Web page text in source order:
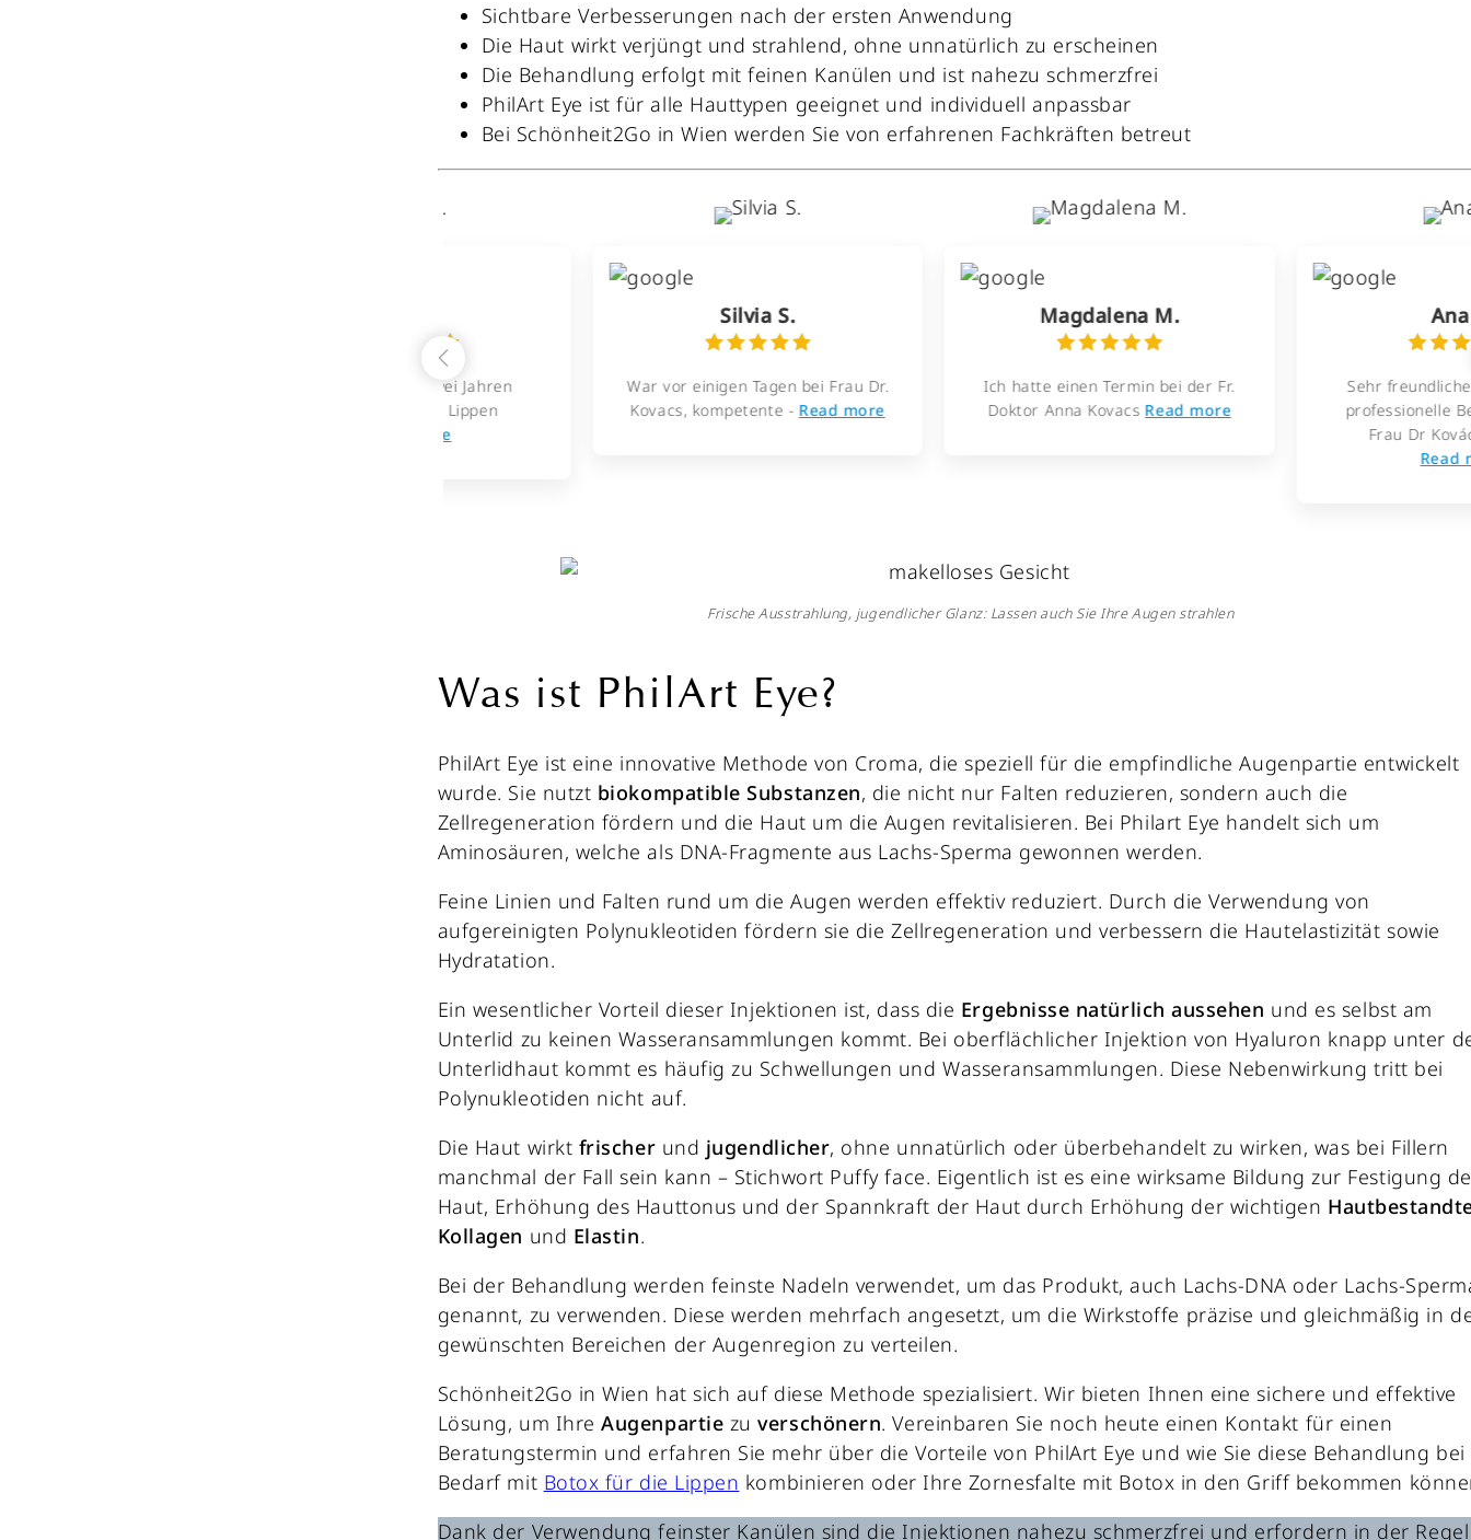
Sichtbare Verbesserungen nach der ersten Anwendung
Die Haut wirkt verjüngt und strahlend, ohne unnatürlich zu erscheinen
Die Behandlung erfolgt mit feinen Kanülen und ist nahezu schmerzfrei
PhilArt Eye ist für alle Hauttypen geeignet und individuell anpassbar
Bei Schönheit2Go in Wien werden Sie von erfahrenen Fachkräften betreut
War vor einigen Tagen bei Frau Dr.
Kovacs, kompetente - Read more
Ich hatte einen Termin bei der Fr.
Doktor Anna Kovacs Read more
Sehr freundliche, kompetente,
professionelle Behandlung von
Frau Dr Kovács!!☺️Sie ist
Frische Ausstrahlung, jugendlicher Glanz: Lassen auch Sie Ihre Augen strahlen
Was ist PhilArt Eye?
PhilArt Eye ist eine innovative Methode von Croma, die speziell für die empfindliche Augenpartie entwickelt
wurde. Sie nutzt biokompatible Substanzen, die nicht nur Falten reduzieren, sondern auch die
Zellregeneration fördern und die Haut um die Augen revitalisieren. Bei Philart Eye handelt sich um
Aminosäuren, welche als DNA-Fragmente aus Lachs-Sperma gewonnen werden.
Feine Linien und Falten rund um die Augen werden effektiv reduziert. Durch die Verwendung von
aufgereinigten Polynukleotiden fördern sie die Zellregeneration und verbessern die Hautelastizität sowie
Hydratation.
Ein wesentlicher Vorteil dieser Injektionen ist, dass die Ergebnisse natürlich aussehen und es selbst am
Unterlid zu keinen Wasseransammlungen kommt. Bei oberflächlicher Injektion von Hyaluron knapp unter
Unterlidhaut kommt es häufig zu Schwellungen und Wasseransammlungen. Diese Nebenwirkung tritt bei
Polynukleotiden nicht auf.
Die Haut wirkt frischer und jugendlicher, ohne unnatürlich oder überbehandelt zu wirken, was bei Fillern
manchmal der Fall sein kann – Stichwort Puffy face. Eigentlich ist es eine wirksame Bildung zur Festigung
Haut, Erhöhung des Hauttonus und der Spannkraft der Haut durch Erhöhung der wichtigen
Kollagen und Elastin.
Bei der Behandlung werden feinste Nadeln verwendet, um das Produkt, auch Lachs-DNA oder Lachs-
genannt, zu verwenden. Diese werden mehrfach angesetzt, um die Wirkstoffe präzise und gleichmäßig in
gewünschten Bereichen der Augenregion zu verteilen.
Schönheit2Go in Wien hat sich auf diese Methode spezialisiert. Wir bieten Ihnen eine sichere und effektive
Lösung, um IhreAugenpartie zuverschönern. Vereinbaren Sie noch heute einen Kontakt für einen
Beratungstermin und erfahren Sie mehr über die Vorteile von PhilArt Eye und wie Sie diese Behandlung bei
Bedarf mit Botox für die Lippen kombinieren oder Ihre Zornesfalte mit Botox in den Griff bekommen
Dank der Verwendung feinster Kanülen sind die Injektionen nahezu schmerzfrei und erfordern in der Regel